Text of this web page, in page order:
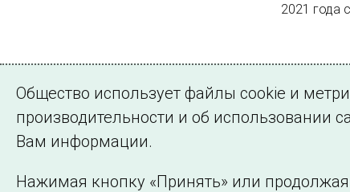
2021 года
Страница 1
1 2
Общество использует файлы cookie и
производительности и об использовании
Вам информации.
Нажимая кнопку «Принять» или